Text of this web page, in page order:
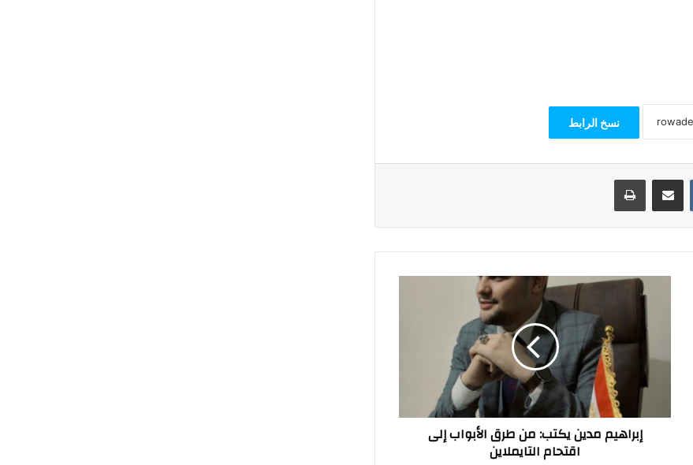
نسخ الرابط
مشاركة عبر البريد طباعة
إبراهيم
الأبواب
اقتحام
التايملاين
إبراهيم مدين يكتب: من طرق الأبواب إلى
اقتحام التايملاين